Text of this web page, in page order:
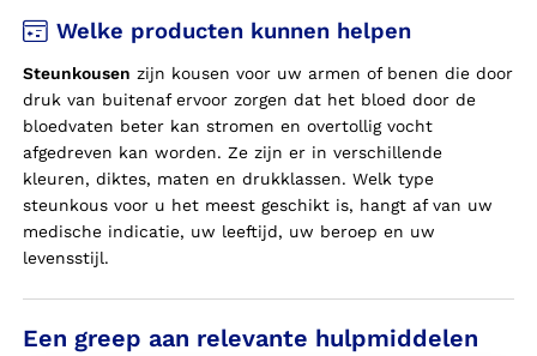
Welke producten kunnen helpen
Steunkousen zijn kousen voor uwarmen of benen die door
druk van buitenaf ervoor zorgen dat het bloed door de
bloedvaten beter kan stromen en overtollig vocht
afgedreven kan worden. Ze zijn er in verschillende
kleuren, diktes, maten en drukklassen. Welk type
steunkous voor u het meest geschikt is, hangt af van uw
medische indicatie, uw leeftijd, uw beroep en uw
levensstijl.
Een greep aan relevante hulpmiddelen